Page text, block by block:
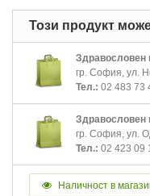
Този продукт
Здравословен
гр. София, ул.
Тел.: 02 483 73
Здравословен
гр. София, ул.
Тел.: 02 423 09
Наличност в